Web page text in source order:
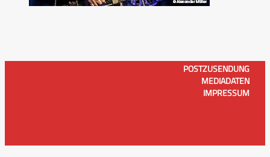
POSTZUSENDUNG
MEDIADATEN
IMPRESSUM